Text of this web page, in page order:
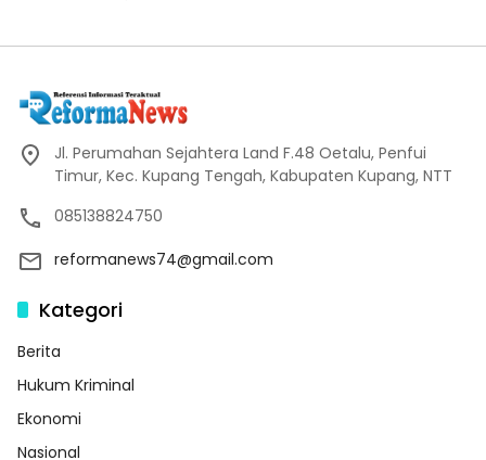
Jl. Perumahan Sejahtera Land F.48 Oetalu, Penfui
Timur, Kec. Kupang Tengah, Kabupaten Kupang, NTT
085138824750
reformanews74@gmail.com
Kategori
Berita
Hukum Kriminal
Ekonomi
Nasional